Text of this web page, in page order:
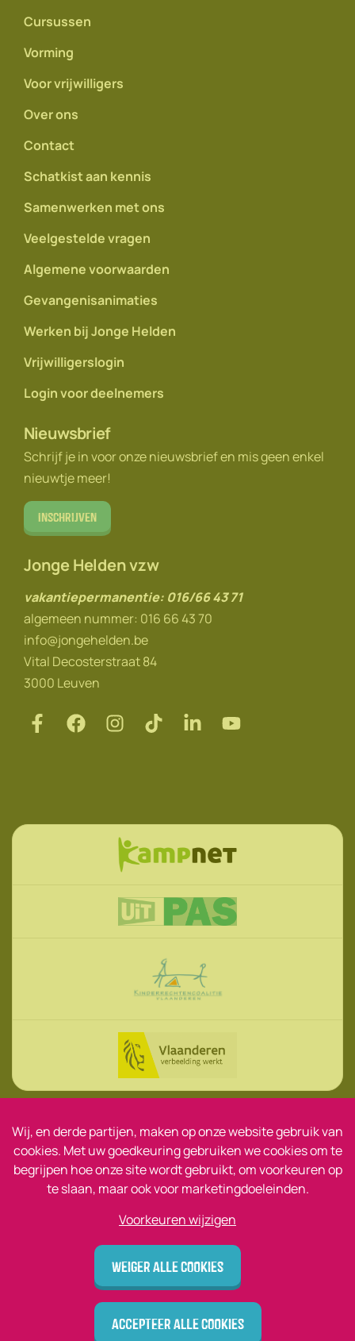
Cursussen
Vorming
Voor vrijwilligers
Over ons
Contact
Schatkist aan kennis
Samenwerken met ons
Veelgestelde vragen
Algemene voorwaarden
Gevangenisanimaties
Werken bij Jonge Helden
Vrijwilligerslogin
Login voor deelnemers
Nieuwsbrief
Schrijf je in voor onze nieuwsbrief en mis geen enkel
nieuwtje meer!
Inschrijven
Jonge Helden vzw
vakantiepermanentie: 016/66 43 71
algemeen nummer: 016 66 43 70
info@jongehelden.be
Vital Decosterstraat 84
3000 Leuven
design by vector bross
© Jonge Helden 2026
Disclaimer
Wij, en derde partijen, maken op onze website gebruik van
cookies. Met uw goedkeuring gebruiken we cookies om te
begrijpen hoe onze site wordt gebruikt, om voorkeuren op
te slaan, maar ook voor marketingdoeleinden.
Voorkeuren wijzigen
Weiger alle cookies
Accepteer alle cookies